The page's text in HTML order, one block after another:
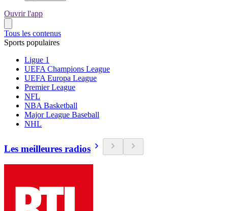
Ouvrir l'app
Tous les contenus
Sports populaires
Ligue 1
UEFA Champions League
UEFA Europa League
Premier League
NFL
NBA Basketball
Major League Baseball
NHL
Les meilleures radios